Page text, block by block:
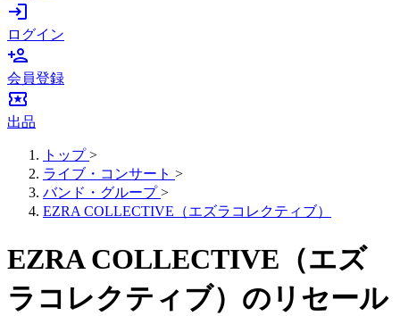
login
ログイン
person_add
会員登録
local_activity
出品
トップ >
ライブ・コンサート >
バンド・グループ >
EZRA COLLECTIVE（エズラコレクティブ）
EZRA COLLECTIVE（エズ
ラコレクティブ）のリセール